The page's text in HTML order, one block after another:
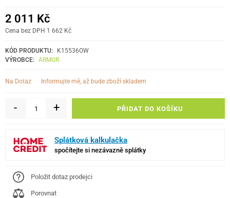
2 011 Kč
Cena bez DPH 1 662 Kč
KÓD PRODUKTU:
K15536OW
VÝROBCE: ARMOR
Na Dotaz informujte mě, až bude zboží skladem
- + PŘIDAT DO KOŠÍKU
Splátková kalkulačka
spočítejte si nezávazně splátky
Položit dotaz prodejci
Porovnat